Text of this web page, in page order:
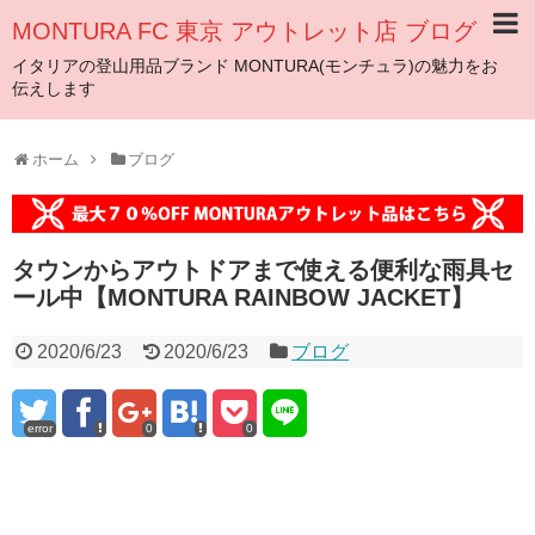
MONTURA FC 東京 アウトレット店 ブログ
イタリアの登山用品ブランド MONTURA(モンチュラ)の魅力をお
伝えします
ホーム ブログ
タウンからアウトドアまで使える便利な雨具セ
ール中【MONTURA RAINBOW JACKET】
2020/6/23 2020/6/23 ブログ
error 0 0